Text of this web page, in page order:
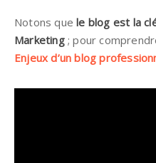
Notons quele blog est la
Marketing; pour
Enjeux d’un blog